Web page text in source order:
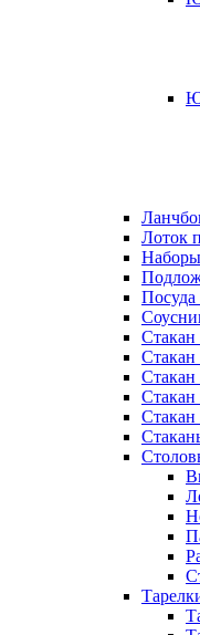
Лоток
Наборы
Посуда